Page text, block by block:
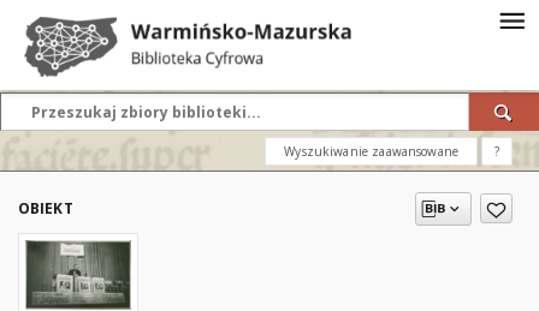
Wyszukiwanie zaawansowane ?
OBIEKT